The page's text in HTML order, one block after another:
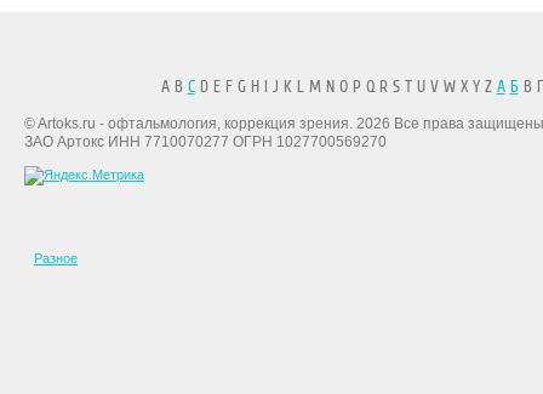
A B CD E F G H I J K L M N O P Q R S T U V W X Y Z А БВ
© Artoks.ru - офтальмология, коррекция зрения. 2026 Все права
ЗАО Артокс ИНН 7710070277 ОГРН 1027700569270
Разное